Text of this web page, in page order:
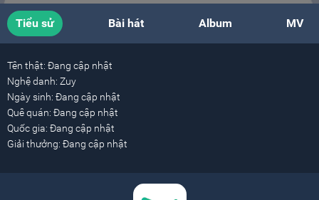
Tiểu sử Bài hát Album MV
Tên thật: Đang cập nhật
Nghệ danh: Zuy
Ngày sinh: Đang cập nhật
Quê quán: Đang cập nhật
Quốc gia: Đang cập nhật
Giải thưởng: Đang cập nhật